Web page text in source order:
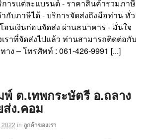
การแต่ละแบรนด์ - ราคาสินค้ารวมภาษี
กับภาษีได้ - บริการจัดส่งถึงมือท่าน ทั่ว
อนเงินก่อนจัดส่ง ผ่านธนาคาร - มั่นใจ
ราที่จัดส่งไปแล้ว ท่านสามารถติดต่อกับ
าง – โทรศัพท์ : 061-426-9991 [...]
ต.เทพกระษัตรี อ.ถลาง
ส่ง.คอม
2022 in ลูกค้าของเรา